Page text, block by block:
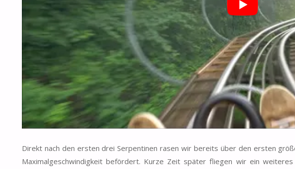
Direkt nach den ersten drei Serpentinen rasen wir bereits über den ersten
Maximalgeschwindigkeit befördert. Kurze Zeit später fliegen wir ein